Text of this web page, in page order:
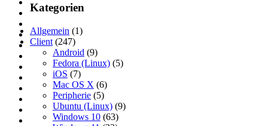
Kategorien
Allgemein (1)
Client (247)
Android (9)
Fedora (Linux) (5)
iOS (7)
Mac OS X (6)
Peripherie (5)
Ubuntu (Linux) (9)
Windows 10 (63)